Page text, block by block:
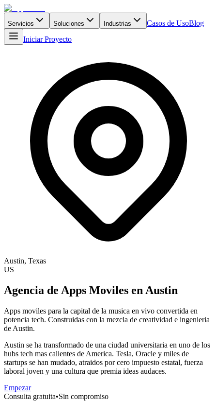
Servicios Soluciones Industrias Casos de UsoBlog
Iniciar Proyecto
Austin, Texas
US
Agencia de Apps Moviles en Austin
Apps moviles para la capital de la musica en vivo convertida en
potencia tech. Construidas con la mezcla de creatividad e ingenieria
de Austin.
Austin se ha transformado de una ciudad universitaria en uno de los
hubs tech mas calientes de America. Tesla, Oracle y miles de
startups se han mudado, atraidos por cero impuesto estatal, fuerza
laboral joven y una cultura que premia ideas audaces.
Empezar
Consulta gratuita•Sin compromiso